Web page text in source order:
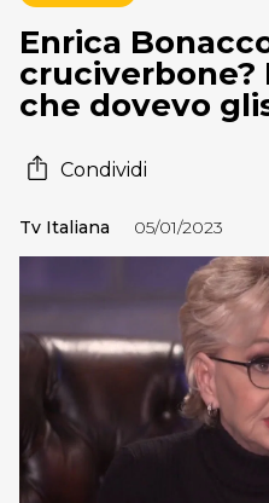
Enrica
cruciverbone?
che dovevo
Condividi
Tv Italiana 05/01/2023